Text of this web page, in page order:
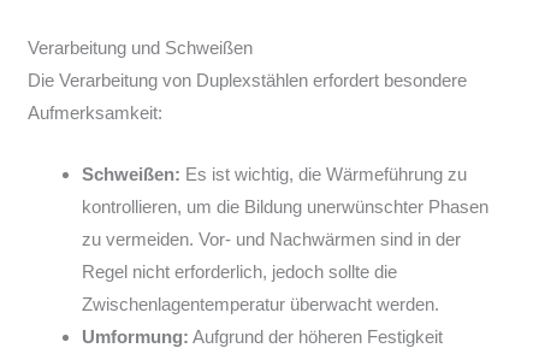
Verarbeitung und Schweißen
Die Verarbeitung von Duplexstählen erfordert besondere
Aufmerksamkeit:
Schweißen: Es ist wichtig, die Wärmeführung zu
kontrollieren, um die Bildung unerwünschter Phasen
zu vermeiden. Vor- und Nachwärmen sind in der
Regel nicht erforderlich, jedoch sollte die
Zwischenlagentemperatur überwacht werden.
Umformung: Aufgrund der höheren Festigkeit